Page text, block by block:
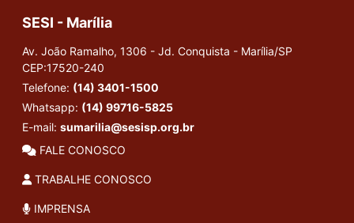
SESI - Marília
Av. João Ramalho, 1306 - Jd. Conquista - Marília/SP
CEP:17520-240
Telefone: (14) 3401-1500
Whatsapp: (14) 99716-5825
E-mail: sumarilia@sesisp.org.br
FALE CONOSCO
TRABALHE CONOSCO
IMPRENSA